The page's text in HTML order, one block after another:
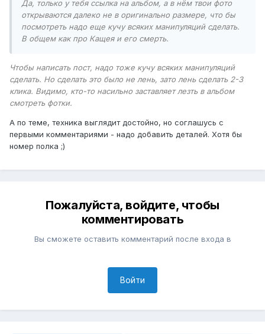
Да, только у тебя ссылка на альбом, а в нём твои фото
открываются далеко не в оригинально размере, что бы
посмотреть надо еще кучу всяких манипуляций сделать.
В общем как про Кащея и его смерть.
Чтобы написать пост, надо тоже кучу всяких манипуляций
сделать. Но сделать это было не лень, зато лень сделать 2-3
клика. Видимо, кто-то насильно заставляет лезть в альбом
смотреть фотки.
А по теме, техника выглядит достойно, но соглашусь с
первыми комментариями - надо добавить деталей. Хотя бы
номер полка ;)
Пожалуйста, войдите, чтобы
комментировать
Вы сможете оставить комментарий после входа в
Войти